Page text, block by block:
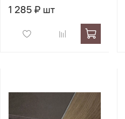
1 285 ₽ шт